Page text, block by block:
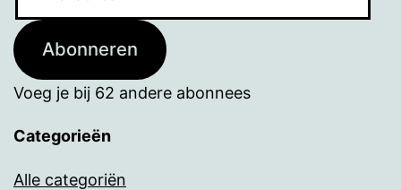
Abonneren
Voeg je bij 62 andere abonnees
Categorieën
Alle categoriën